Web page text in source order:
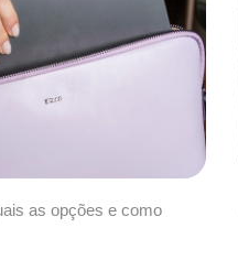
as opções e como